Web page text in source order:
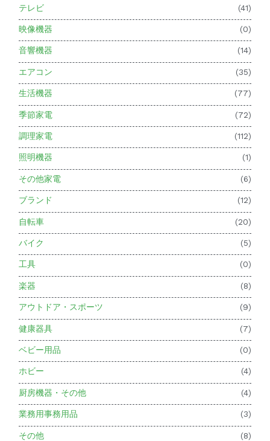
テレビ (41)
映像機器 (0)
音響機器 (14)
エアコン (35)
生活機器 (77)
季節家電 (72)
調理家電 (112)
照明機器 (1)
その他家電 (6)
ブランド (12)
自転車 (20)
バイク (5)
工具 (0)
楽器 (8)
アウトドア・スポーツ (9)
健康器具 (7)
ベビー用品 (0)
ホビー (4)
厨房機器・その他 (4)
業務用事務用品 (3)
その他 (8)